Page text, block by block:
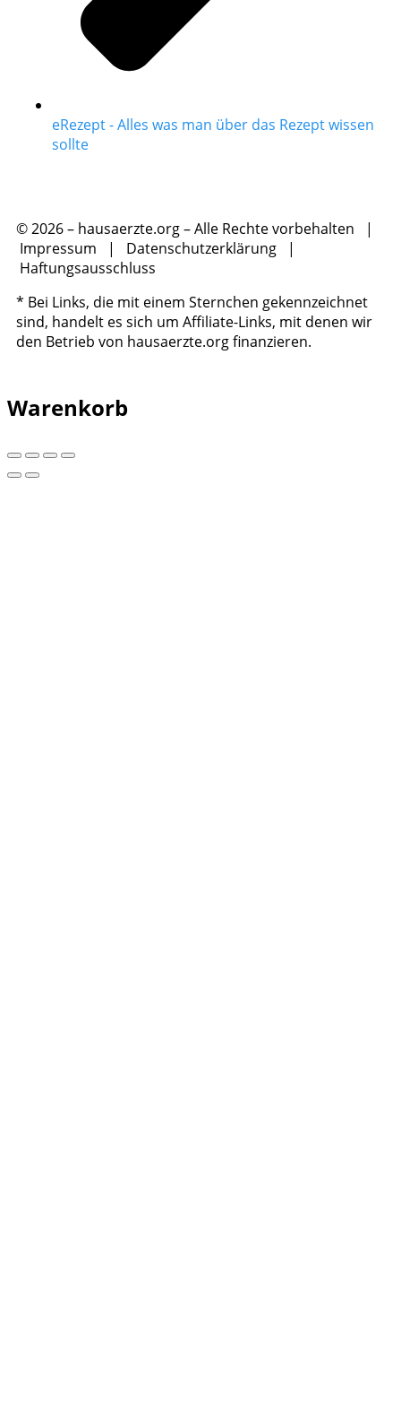
eRezept - Alles was man über das Rezept wissen
sollte
© 2026 – hausaerzte.org – Alle Rechte vorbehalten |
Impressum | Datenschutzerklärung |
Haftungsausschluss
* Bei Links, die mit einem Sternchen gekennzeichnet
sind, handelt es sich um Affiliate-Links, mit denen wir
den Betrieb von hausaerzte.org finanzieren.
Warenkorb